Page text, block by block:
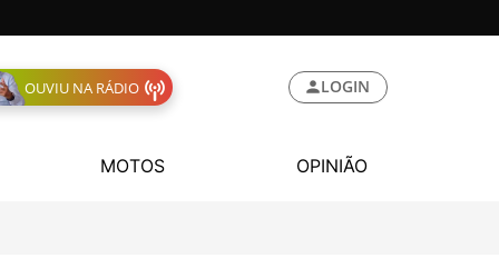
OUVIU NA RÁDIO LOGIN
MOTOS OPINIÃO